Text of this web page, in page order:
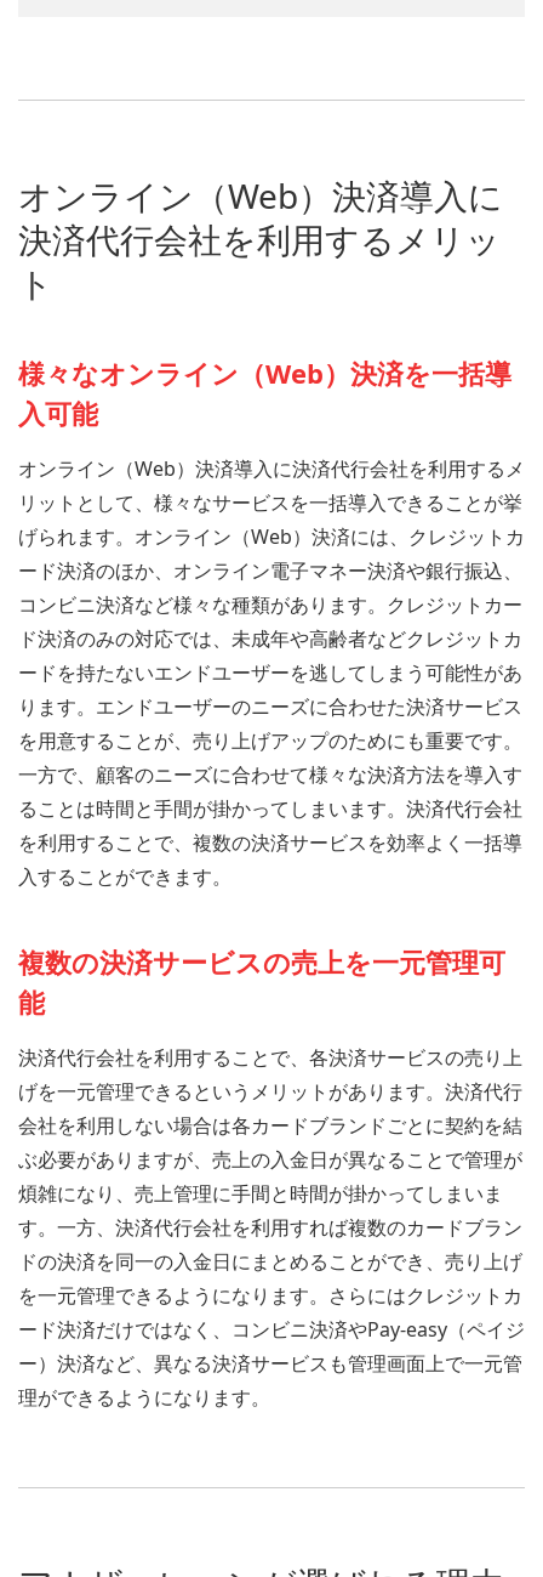
オンライン（Web）決済導入に
決済代行会社を利用するメリッ
ト
様々なオンライン（Web）決済を一括導
入可能
オンライン（Web）決済導入に決済代行会社を利用するメ
リットとして、様々なサービスを一括導入できることが挙
げられます。オンライン（Web）決済には、クレジットカ
ード決済のほか、オンライン電子マネー決済や銀行振込、
コンビニ決済など様々な種類があります。クレジットカー
ド決済のみの対応では、未成年や高齢者などクレジットカ
ードを持たないエンドユーザーを逃してしまう可能性があ
ります。エンドユーザーのニーズに合わせた決済サービス
を用意することが、売り上げアップのためにも重要です。
一方で、顧客のニーズに合わせて様々な決済方法を導入す
ることは時間と手間が掛かってしまいます。決済代行会社
を利用することで、複数の決済サービスを効率よく一括導
入することができます。
複数の決済サービスの売上を一元管理可
能
決済代行会社を利用することで、各決済サービスの売り上
げを一元管理できるというメリットがあります。決済代行
会社を利用しない場合は各カードブランドごとに契約を結
ぶ必要がありますが、売上の入金日が異なることで管理が
煩雑になり、売上管理に手間と時間が掛かってしまいま
す。一方、決済代行会社を利用すれば複数のカードブラン
ドの決済を同一の入金日にまとめることができ、売り上げ
を一元管理できるようになります。さらにはクレジットカ
ード決済だけではなく、コンビニ決済やPay-easy（ペイジ
ー）決済など、異なる決済サービスも管理画面上で一元管
理ができるようになります。